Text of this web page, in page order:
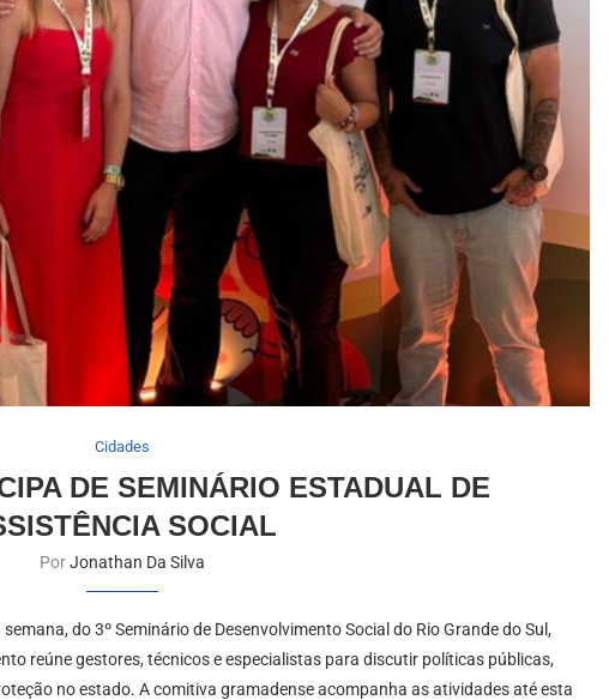
Cidades
DE SEMINÁRIO ESTADUAL DE
SOCIAL
PorJonathan Da Silva
do 3º Seminário de Desenvolvimento Social do Rio Grande do Sul,
reúne gestores, técnicos e especialistas para discutir políticas públicas,
no estado. A comitiva gramadense acompanha as atividades até esta